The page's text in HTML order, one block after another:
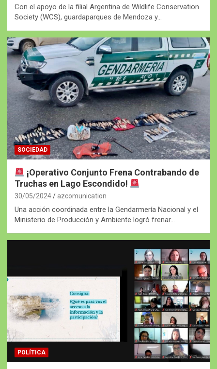
Con el apoyo de la filial Argentina de Wildlife Conservation
Society (WCS), guardaparques de Mendoza y…
SOCIEDAD
¡Operativo Conjunto Frena Contrabando de
Truchas en Lago Escondido!
30/05/2024 azcomunication
Una acción coordinada entre la Gendarmería Nacional y el
Ministerio de Producción y Ambiente logró frenar…
POLÍTICA